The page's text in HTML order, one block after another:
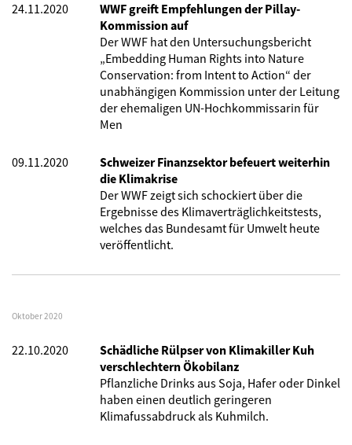
24.11.2020
WWF greift Empfehlungen der Pillay-
Kommission auf
Der WWF hat den Untersuchungsbericht
„Embedding Human Rights into Nature
Conservation: from Intent to Action“ der
unabhängigen Kommission unter der Leitung
der ehemaligen UN-Hochkommissarin für
Men
09.11.2020
Schweizer Finanzsektor befeuert weiterhin
die Klimakrise
Der WWF zeigt sich schockiert über die
Ergebnisse des Klimaverträglichkeitstests,
welches das Bundesamt für Umwelt heute
veröffentlicht.
Oktober 2020
22.10.2020
Schädliche Rülpser von Klimakiller Kuh
verschlechtern Ökobilanz
Pflanzliche Drinks aus Soja, Hafer oder Dinkel
haben einen deutlich geringeren
Klimafussabdruck als Kuhmilch.